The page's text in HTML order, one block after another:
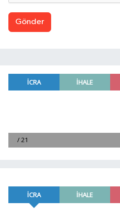
Gönder